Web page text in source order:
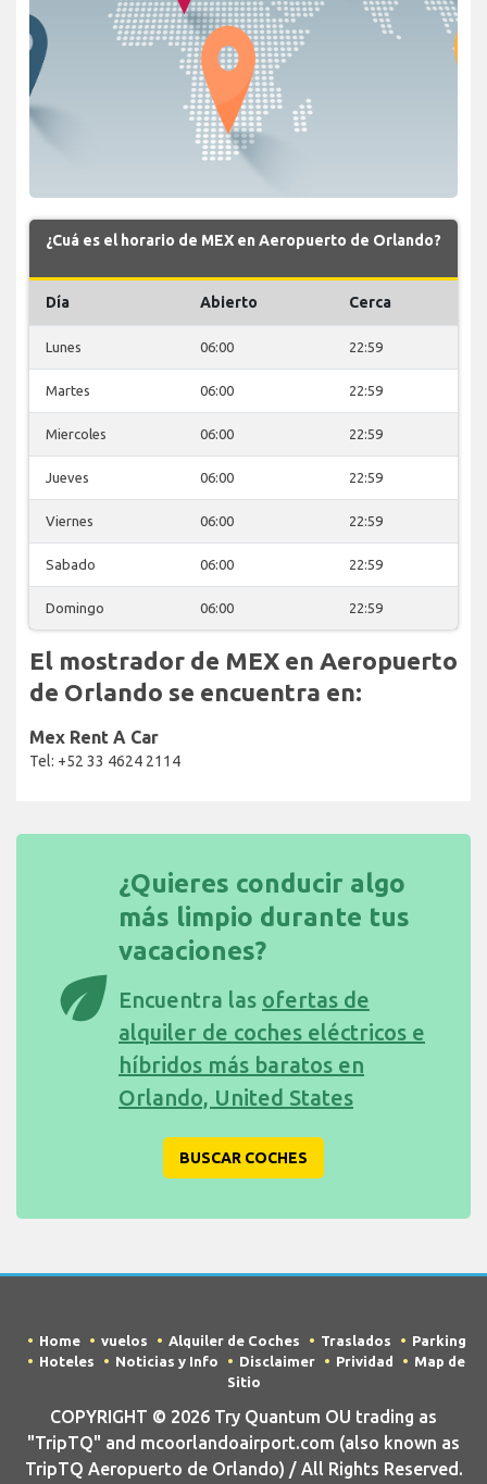
¿Cuá es el horario de MEX en Aeropuerto de Orlando?
Día Abierto Cerca
Lunes 06:00 22:59
Martes 06:00 22:59
Miercoles 06:00 22:59
Jueves 06:00 22:59
Viernes 06:00 22:59
Sabado 06:00 22:59
Domingo 06:00 22:59
El mostrador de MEX en Aeropuerto
de Orlando se encuentra en:
Mex Rent A Car
Tel: +52 33 4624 2114
eco
¿Quieres conducir algo
más limpio durante tus
vacaciones?
Encuentra las ofertas de
alquiler de coches eléctricos e
híbridos más baratos en
Orlando, United States
BUSCAR COCHES
Home vuelos Alquiler de Coches Traslados
Parking
Hoteles
Noticias y Info Disclaimer Prividad
Map de
Sitio
COPYRIGHT © 2026 Try Quantum OU trading as
"TripTQ" and mcoorlandoairport.com (also known as
TripTQ Aeropuerto de Orlando) / All Rights Reserved.